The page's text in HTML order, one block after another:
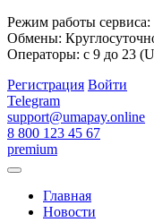
Режим работы сервиса:
Обмены:
Операторы: с 9 до 23
Регистрация Войти
Telegram
support@umapay.online
8 800 123 45 67
premium
Главная
Новости